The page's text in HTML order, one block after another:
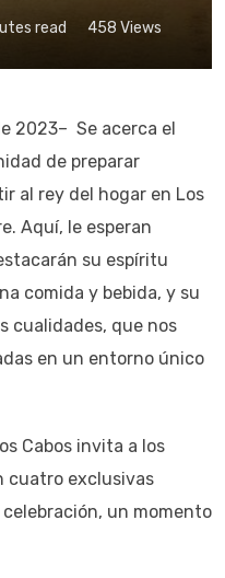
read 458 Views
2023– Se acerca el
de preparar
al rey del hogar en Los
Aquí, le esperan
su espíritu
comida y bebida, y su
cualidades, que nos
en un entorno único
Cabos invita a los
cuatro exclusivas
un momento